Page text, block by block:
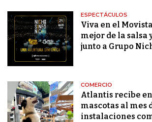
ESPECTÁCULOS
Viva en el
mejor de la salsa
junto a Grupo
COMERCIO
Atlantis recibe
mascotas al mes
instalaciones